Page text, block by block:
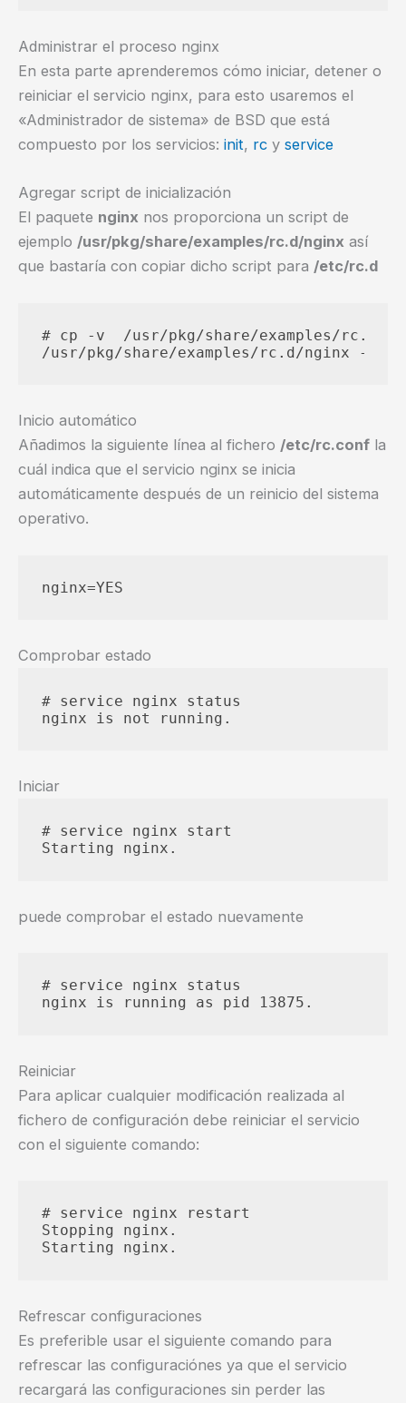
Administrar el proceso nginx
En esta parte aprenderemos cómo iniciar, detener o
reiniciar el servicio nginx, para esto usaremos el
«Administrador de sistema» de BSD que está
compuesto por los servicios: init, rc y service
Agregar script de inicialización
El paquete nginx nos proporciona un script de
ejemplo /usr/pkg/share/examples/rc.d/nginx así
que bastaría con copiar dicho script para /etc/rc.d
# cp -v  /usr/pkg/share/examples/rc.d/
Inicio automático
Añadimos la siguiente línea al fichero /etc/rc.conf la
cuál indica que el servicio nginx se inicia
automáticamente después de un reinicio del sistema
operativo.
Comprobar estado
# service nginx status
Iniciar
# service nginx start
puede comprobar el estado nuevamente
# service nginx status
Reiniciar
Para aplicar cualquier modificación realizada al
fichero de configuración debe reiniciar el servicio
con el siguiente comando:
# service nginx restart
Stopping nginx.
Refrescar configuraciones
Es preferible usar el siguiente comando para
refrescar las configuraciónes ya que el servicio
recargará las configuraciones sin perder las